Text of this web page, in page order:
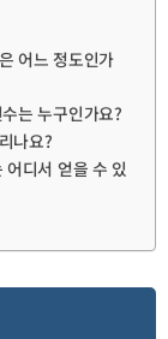
어느 정도인가
는 누구인가요?
나요?
디서 얻을 수 있